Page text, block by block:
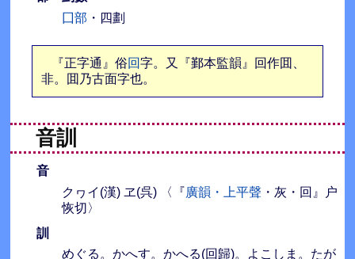
囗部 ・四劃
『正字通』俗回字。又『鄞本監韻』回作囬、
非。囬乃古面字也。
音訓
音
クヮイ(漢) ヱ(呉) 〈『廣韻・上平聲・灰・回』户
恢切〉
訓
めぐる。かへす。かへる(回歸)。よこしま。たが